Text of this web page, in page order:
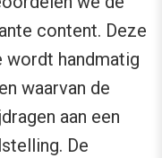
content. Deze
wordt handmatig
waarvan de
aan een
De